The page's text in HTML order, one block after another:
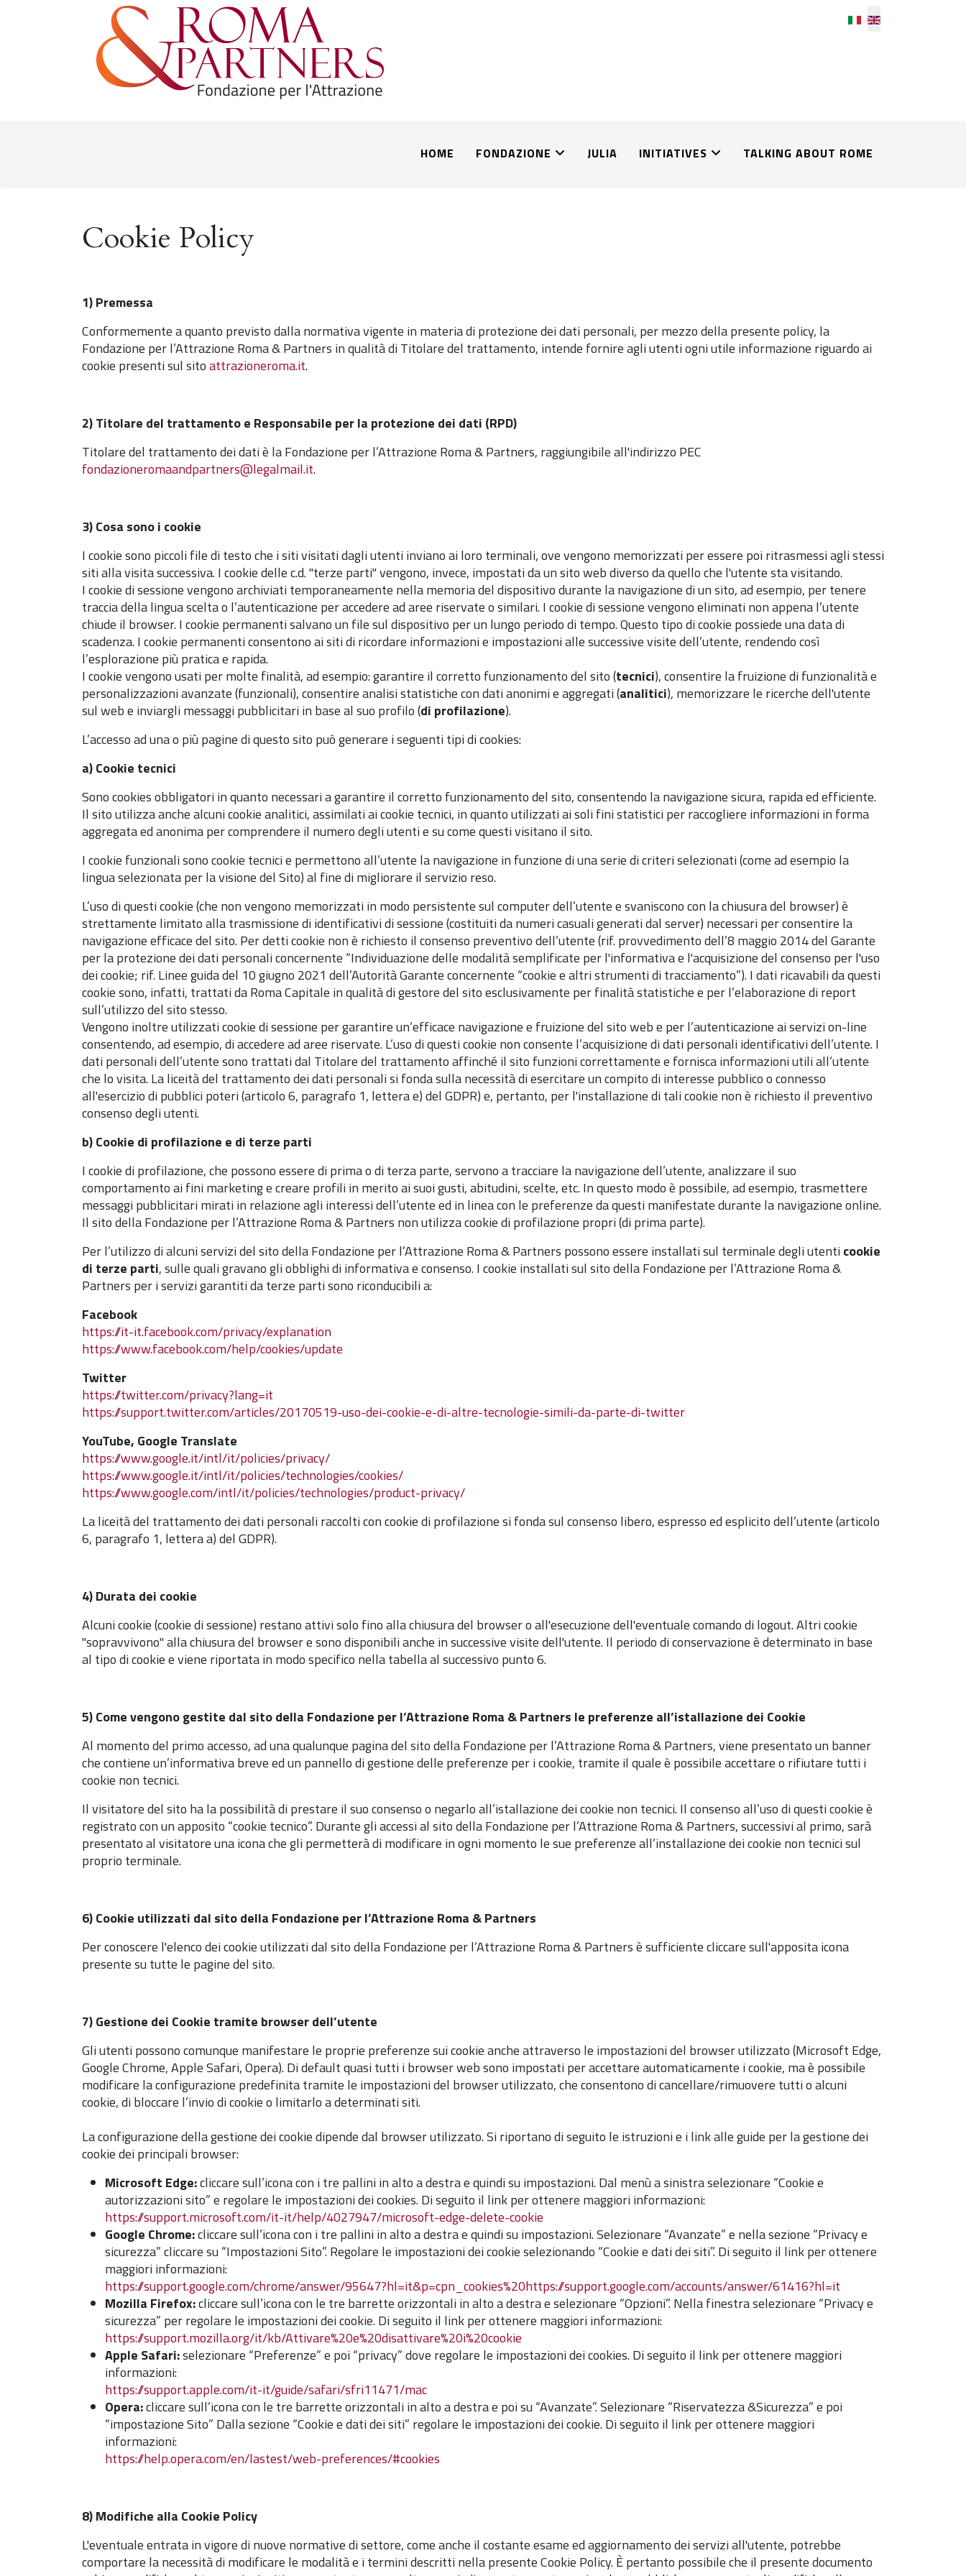
Select your language
HOME FONDAZIONE JULIA INITIATIVES TALKING ABOUT ROME
Cookie Policy
1) Premessa
Conformemente a quanto previsto dalla normativa vigente in materia di protezione dei dati personali, per mezzo della presente policy, la
Fondazione per l’Attrazione Roma & Partners in qualità di Titolare del trattamento, intende fornire agli utenti ogni utile informazione riguardo ai
cookie presenti sul sitoattrazioneroma.it.
2) Titolare del trattamento e Responsabile per la protezione dei dati (RPD)
Titolare del trattamento dei dati è la Fondazione per l’Attrazione Roma & Partners, raggiungibile all'indirizzo PEC
fondazioneromaandpartners@legalmail.it.
3) Cosa sono i cookie
I cookie sono piccoli file di testo che i siti visitati dagli utenti inviano ai loro terminali, ove vengono memorizzati per essere poi ritrasmessi agli stessi
siti alla visita successiva. I cookie delle c.d. "terze parti" vengono, invece, impostati da un sito web diverso da quello che l'utente sta visitando.
I cookie di sessione vengono archiviati temporaneamente nella memoria del dispositivo durante la navigazione di un sito, ad esempio, per tenere
traccia della lingua scelta o l’autenticazione per accedere ad aree riservate o similari. I cookie di sessione vengono eliminati non appena l’utente
chiude il browser. I cookie permanenti salvano un file sul dispositivo per un lungo periodo di tempo. Questo tipo di cookie possiede una data di
scadenza. I cookie permanenti consentono ai siti di ricordare informazioni e impostazioni alle successive visite dell’utente, rendendo così
l’esplorazione più pratica e rapida.
I cookie vengono usati per molte finalità, ad esempio: garantire il corretto funzionamento del sito (tecnici), consentire la fruizione di funzionalità e
personalizzazioni avanzate (funzionali), consentire analisi statistiche con dati anonimi e aggregati (analitici), memorizzare le ricerche dell'utente
sul web e inviargli messaggi pubblicitari in base al suo profilo (di profilazione).
L’accesso ad una o più pagine di questo sito può generare i seguenti tipi di cookies:
a) Cookie tecnici
Sono cookies obbligatori in quanto necessari a garantire il corretto funzionamento del sito, consentendo la navigazione sicura, rapida ed efficiente.
Il sito utilizza anche alcuni cookie analitici, assimilati ai cookie tecnici, in quanto utilizzati ai soli fini statistici per raccogliere informazioni in forma
aggregata ed anonima per comprendere il numero degli utenti e su come questi visitano il sito.
I cookie funzionali sono cookie tecnici e permettono all’utente la navigazione in funzione di una serie di criteri selezionati (come ad esempio la
lingua selezionata per la visione del Sito) al fine di migliorare il servizio reso.
L’uso di questi cookie (che non vengono memorizzati in modo persistente sul computer dell’utente e svaniscono con la chiusura del browser) è
strettamente limitato alla trasmissione di identificativi di sessione (costituiti da numeri casuali generati dal server) necessari per consentire la
navigazione efficace del sito. Per detti cookie non è richiesto il consenso preventivo dell’utente (rif. provvedimento dell’8 maggio 2014 del Garante
per la protezione dei dati personali concernente “Individuazione delle modalità semplificate per l'informativa e l'acquisizione del consenso per l'uso
dei cookie; rif. Linee guida del 10 giugno 2021 dell’Autorità Garante concernente “cookie e altri strumenti di tracciamento”). I dati ricavabili da questi
cookie sono, infatti, trattati da Roma Capitale in qualità di gestore del sito esclusivamente per finalità statistiche e per l’elaborazione di report
sull’utilizzo del sito stesso.
Vengono inoltre utilizzati cookie di sessione per garantire un’efficace navigazione e fruizione del sito web e per l’autenticazione ai servizi on-line
consentendo, ad esempio, di accedere ad aree riservate. L’uso di questi cookie non consente l’acquisizione di dati personali identificativi dell’utente. I
dati personali dell’utente sono trattati dal Titolare del trattamento affinché il sito funzioni correttamente e fornisca informazioni utili all’utente
che lo visita. La liceità del trattamento dei dati personali si fonda sulla necessità di esercitare un compito di interesse pubblico o connesso
all'esercizio di pubblici poteri (articolo 6, paragrafo 1, lettera e) del GDPR) e, pertanto, per l'installazione di tali cookie non è richiesto il preventivo
consenso degli utenti.
b) Cookie di profilazione e di terze parti
I cookie di profilazione, che possono essere di prima o di terza parte, servono a tracciare la navigazione dell’utente, analizzare il suo
comportamento ai fini marketing e creare profili in merito ai suoi gusti, abitudini, scelte, etc. In questo modo è possibile, ad esempio, trasmettere
messaggi pubblicitari mirati in relazione agli interessi dell’utente ed in linea con le preferenze da questi manifestate durante la navigazione online.
Il sito della Fondazione per l’Attrazione Roma & Partners non utilizza cookie di profilazione propri (di prima parte).
Per l’utilizzo di alcuni servizi del sito della Fondazione per l’Attrazione Roma & Partners possono essere installati sul terminale degli utenticookie
di terze parti, sulle quali gravano gli obblighi di informativa e consenso. I cookie installati sul sito della Fondazione per l’Attrazione Roma &
Partners per i servizi garantiti da terze parti sono riconducibili a:
Facebook
https://it-it.facebook.com/privacy/explanation
https://www.facebook.com/help/cookies/update
Twitter
https://twitter.com/privacy?lang=it
https://support.twitter.com/articles/20170519-uso-dei-cookie-e-di-altre-tecnologie-simili-da-parte-di-twitter
YouTube, Google Translate
https://www.google.it/intl/it/policies/privacy/
https://www.google.it/intl/it/policies/technologies/cookies/
https://www.google.com/intl/it/policies/technologies/product-privacy/
La liceità del trattamento dei dati personali raccolti con cookie di profilazione si fonda sul consenso libero, espresso ed esplicito dell’utente (articolo
6, paragrafo 1, lettera a) del GDPR).
4) Durata dei cookie
Alcuni cookie (cookie di sessione) restano attivi solo fino alla chiusura del browser o all'esecuzione dell'eventuale comando di logout. Altri cookie
"sopravvivono" alla chiusura del browser e sono disponibili anche in successive visite dell'utente. Il periodo di conservazione è determinato in base
al tipo di cookie e viene riportata in modo specifico nella tabella al successivo punto 6.
5) Come vengono gestite dal sito della Fondazione per l’Attrazione Roma & Partners le preferenze all’istallazione dei Cookie
Al momento del primo accesso, ad una qualunque pagina del sito della Fondazione per l’Attrazione Roma & Partners, viene presentato un banner
che contiene un’informativa breve ed un pannello di gestione delle preferenze per i cookie, tramite il quale è possibile accettare o rifiutare tutti i
cookie non tecnici.
Il visitatore del sito ha la possibilità di prestare il suo consenso o negarlo all’istallazione dei cookie non tecnici. Il consenso all’uso di questi cookie è
registrato con un apposito “cookie tecnico”. Durante gli accessi al sito della Fondazione per l’Attrazione Roma & Partners, successivi al primo, sarà
presentato al visitatore una icona che gli permetterà di modificare in ogni momento le sue preferenze all’installazione dei cookie non tecnici sul
proprio terminale.
6) Cookie utilizzati dal sito della Fondazione per l’Attrazione Roma & Partners
Per conoscere l'elenco dei cookie utilizzati dal sito della Fondazione per l’Attrazione Roma & Partners è sufficiente cliccare sull'apposita icona
presente su tutte le pagine del sito.
7) Gestione dei Cookie tramite browser dell’utente
Gli utenti possono comunque manifestare le proprie preferenze sui cookie anche attraverso le impostazioni del browser utilizzato (Microsoft Edge,
Google Chrome, Apple Safari, Opera). Di default quasi tutti i browser web sono impostati per accettare automaticamente i cookie, ma è possibile
modificare la configurazione predefinita tramite le impostazioni del browser utilizzato, che consentono di cancellare/rimuovere tutti o alcuni
cookie, di bloccare l’invio di cookie o limitarlo a determinati siti.
La configurazione della gestione dei cookie dipende dal browser utilizzato. Si riportano di seguito le istruzioni e i link alle guide per la gestione dei
cookie dei principali browser:
Microsoft Edge:cliccare sull’icona con i tre pallini in alto a destra e quindi su impostazioni. Dal menù a sinistra selezionare “Cookie e
autorizzazioni sito” e regolare le impostazioni dei cookies. Di seguito il link per ottenere maggiori informazioni:
https://support.microsoft.com/it-it/help/4027947/microsoft-edge-delete-cookie
Google Chrome:cliccare sull’icona con i tre pallini in alto a destra e quindi su impostazioni. Selezionare “Avanzate” e nella sezione “Privacy e
sicurezza” cliccare su “Impostazioni Sito”. Regolare le impostazioni dei cookie selezionando “Cookie e dati dei siti”. Di seguito il link per ottenere
maggiori informazioni:
https://support.google.com/chrome/answer/95647?hl=it&p=cpn_cookies%20https://support.google.com/accounts/answer/61416?hl=it
Mozilla Firefox:cliccare sull’icona con le tre barrette orizzontali in alto a destra e selezionare “Opzioni”. Nella finestra selezionare “Privacy e
sicurezza” per regolare le impostazioni dei cookie. Di seguito il link per ottenere maggiori informazioni:
https://support.mozilla.org/it/kb/Attivare%20e%20disattivare%20i%20cookie
Apple Safari:selezionare “Preferenze” e poi “privacy” dove regolare le impostazioni dei cookies. Di seguito il link per ottenere maggiori
informazioni:
https://support.apple.com/it-it/guide/safari/sfri11471/mac
Opera:cliccare sull’icona con le tre barrette orizzontali in alto a destra e poi su “Avanzate”. Selezionare “Riservatezza &Sicurezza” e poi
“impostazione Sito” Dalla sezione “Cookie e dati dei siti” regolare le impostazioni dei cookie. Di seguito il link per ottenere maggiori
informazioni:
https://help.opera.com/en/lastest/web-preferences/#cookies
8) Modifiche alla Cookie Policy
L'eventuale entrata in vigore di nuove normative di settore, come anche il costante esame ed aggiornamento dei servizi all'utente, potrebbe
comportare la necessità di modificare le modalità e i termini descritti nella presente Cookie Policy. È pertanto possibile che il presente documento